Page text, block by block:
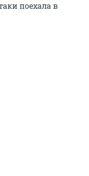
поехала в